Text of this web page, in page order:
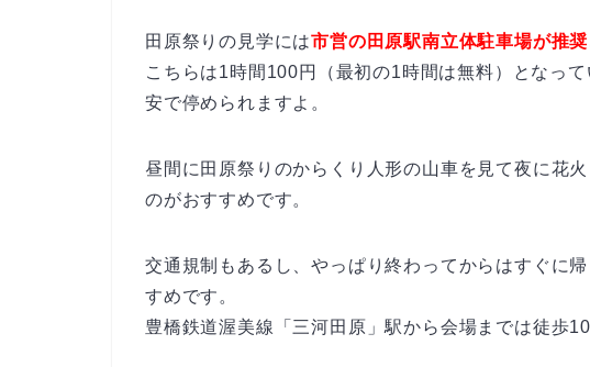
田原祭りの見学には市営の田原駅南立体駐車場が推奨
こちらは1時間100円（最初の1時間は無料）となっ
安で停められますよ。
昼間に田原祭りのからくり人形の山車を見て夜に花
のがおすすめです。
交通規制もあるし、やっぱり終わってからはすぐに
すめです。
豊橋鉄道渥美線「三河田原」駅から会場までは徒歩10